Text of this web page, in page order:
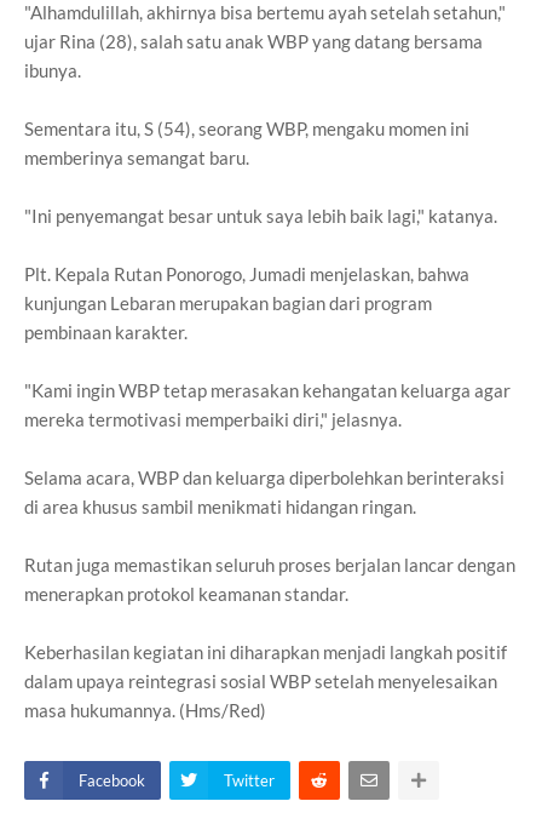
"Alhamdulillah, akhirnya bisa bertemu ayah setelah setahun,"
ujar Rina (28), salah satu anak WBP yang datang bersama
ibunya.
Sementara itu, S (54), seorang WBP, mengaku momen ini
memberinya semangat baru.
"Ini penyemangat besar untuk saya lebih baik lagi," katanya.
Plt. Kepala Rutan Ponorogo, Jumadi menjelaskan, bahwa
kunjungan Lebaran merupakan bagian dari program
pembinaan karakter.
"Kami ingin WBP tetap merasakan kehangatan keluarga agar
mereka termotivasi memperbaiki diri," jelasnya.
Selama acara, WBP dan keluarga diperbolehkan berinteraksi
di area khusus sambil menikmati hidangan ringan.
Rutan juga memastikan seluruh proses berjalan lancar dengan
menerapkan protokol keamanan standar.
Keberhasilan kegiatan ini diharapkan menjadi langkah positif
dalam upaya reintegrasi sosial WBP setelah menyelesaikan
masa hukumannya. (Hms/Red)
Facebook Twitter